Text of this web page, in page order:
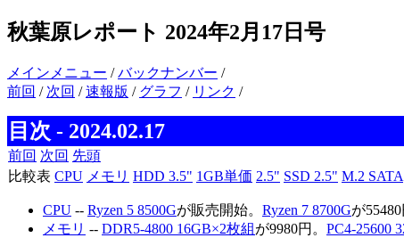
秋葉原レポート 2024年2月17日号
メインメニュー /バックナンバー /
前回 / 次回 /速報版 / グラフ / リンク /
目次 - 2024.02.17
前回 次回 先頭
比較表 CPU メモリ HDD 3.5" 1GB単価 2.5" SSD 2.5" M.2 SATA
CPU -- Ryzen 5 8500Gが販売開始。 Ryzen 7 8700Gが55480
メモリ -- DDR5-4800 16GB×2枚組が9980円。 PC4-25600